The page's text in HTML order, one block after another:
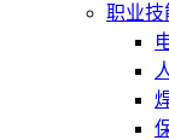
职业技